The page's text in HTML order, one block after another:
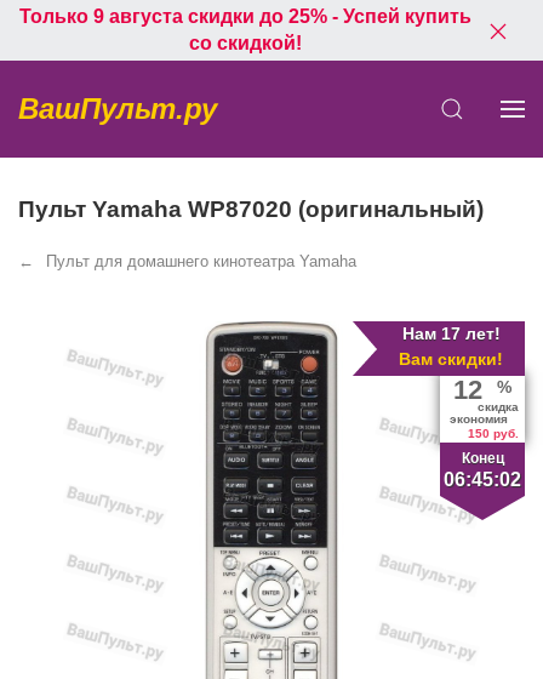
Только 9 августа скидки до 25% - Успей купить
со скидкой!
ВашПульт.ру
Пульт Yamaha WP87020 (оригинальный)
Пульт для домашнего кинотеатра Yamaha
Нам 17 лет!
Вам скидки!
Конец
06:45:02
12 %
скидка
экономия
150 руб.